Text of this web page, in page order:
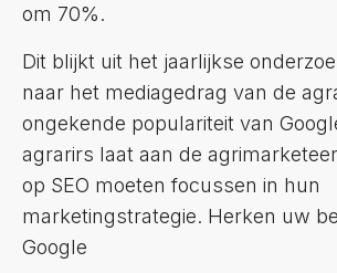
om 70%.
Dit blijkt uit het jaarlijkse
naar het mediagedrag van de
ongekende populariteit van
agrarirs laat aan de
op SEO moeten focussen in hun
marketingstrategie. Herken uw
Google